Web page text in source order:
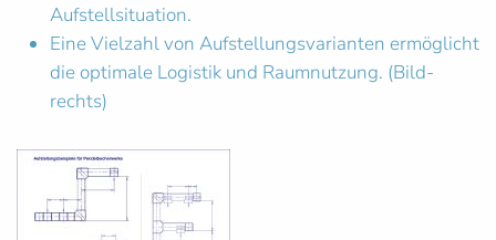
Aufstellsituation.
Eine Vielzahl von Aufstellungsvarianten ermöglicht
die optimale Logistik und Raumnutzung. (Bild-
rechts)